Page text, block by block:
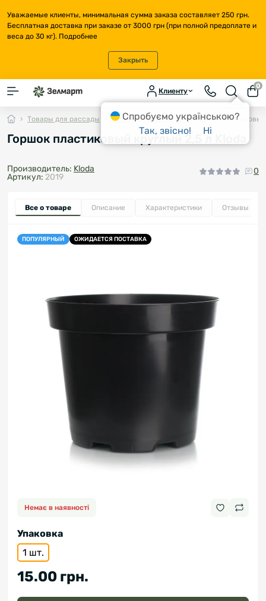
Уважаемые клиенты, минимальная сумма заказа составляет 250 грн.
Бесплатная доставка при заказе от 3000 грн (при полной предоплате и
веса до 30 кг). Подробнее
Закрыть
Клиенту
0
Товары для рассады Горшки для рассады Горшок
Горшок пластиковый круглый 2,5 л Kloda
Производитель: Kloda
Артикул: 2019
0
Все о товаре Описание Характеристики Отзывы
ПОПУЛЯРНЫЙ ОЖИДАЕТСЯ ПОСТАВКА
Немає в наявності
Упаковка
1 шт.
15.00 грн.
Спробуємо українською?
Так, звісно!
Ні